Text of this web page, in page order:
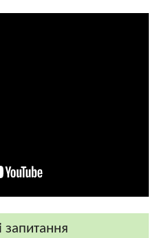
запитання